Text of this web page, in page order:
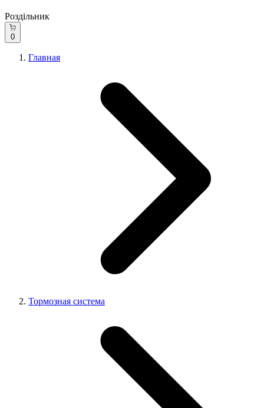
Роздільник
0
Главная
Тормозная система